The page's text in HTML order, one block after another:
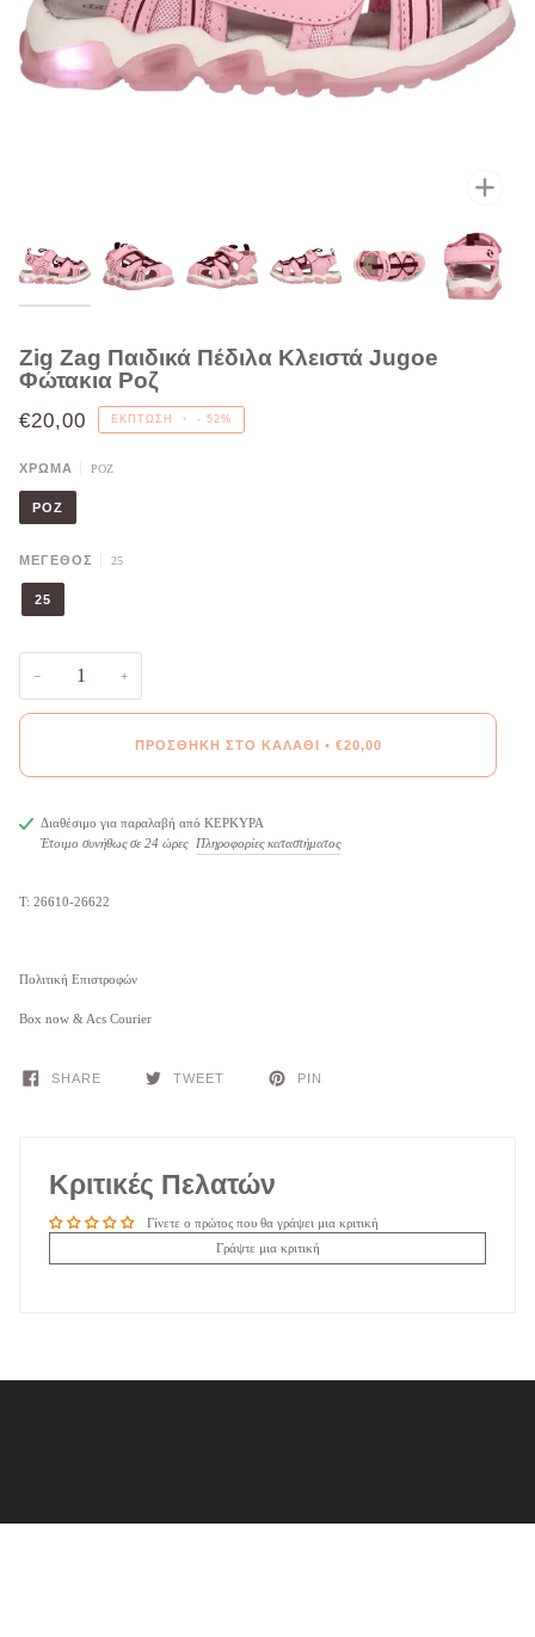
Zig Zag Παιδικά Πέδιλα Κλειστά Jugoe
Φώτακια Ροζ
€20,00 ΈΚΠΤΩΣΗ • - 52%
ΧΡΩΜΑ ΡΟΖ
ΡΟΖ
ΜΈΓΕΘΟΣ 25
25
− +
ΠΡΟΣΘΉΚΗ ΣΤΟ ΚΑΛΆΘΙ • €20,00
Διαθέσιμο για παραλαβή από ΚΕΡΚΥΡΑ
Έτοιμο συνήθως σε 24 ώρες Πληροφορίες καταστήματος
Τ: 26610-26622
Πολιτική Επιστροφών
Box now & Acs Courier
SHARE TWEET PIN
Κριτικές Πελατών
Γίνετε ο πρώτος που θα γράψει μια κριτική
Γράψτε μια κριτική